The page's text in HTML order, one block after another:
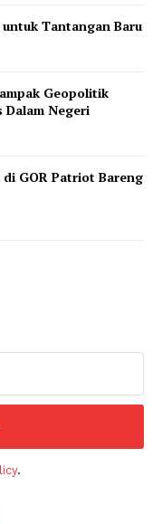
untuk Tantangan Baru
Geopolitik
Dalam Negeri
GOR Patriot Bareng
.